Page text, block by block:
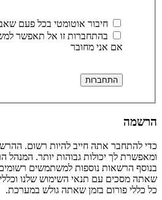
חיבור אוטומטי בכל פעם
בהתחברות זו אל תאפשר
אם אני מחובר
הרשמה
כדי להתחבר אתה חייב להיות רשום.
ומאפשרת לך יכולות גבוהות יותר.
בנוסף הרשאות נוספות למשתמשים
שאתה מסכים עם תנאי השימוש שלנו
כל כללי פורום בזמן שאתה גולש במערכת.